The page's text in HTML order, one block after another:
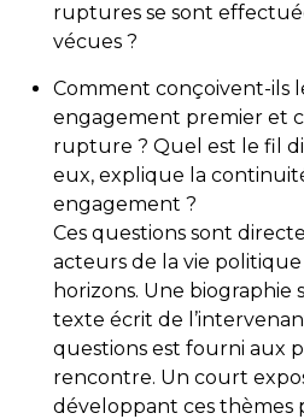
ruptures se sont
vécues ?
Comment conçoivent-ils
engagement premier et
rupture ? Quel est le fil
eux, explique la
engagement ?
Ces questions sont
acteurs de la vie
horizons. Une biographie
texte écrit de
questions est fourni aux
rencontre. Un court
développant ces thèmes